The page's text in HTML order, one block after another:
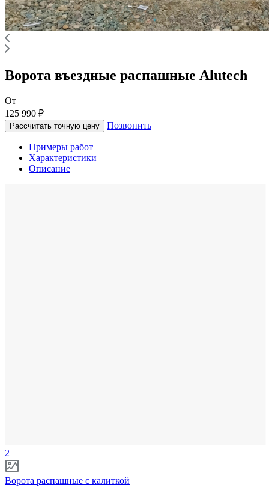
Ворота въездные распашные Alutech
От
125 990 ₽
Рассчитать точную цену Позвонить
Примеры работ
Характеристики
Описание
2
Ворота распашные с калиткой